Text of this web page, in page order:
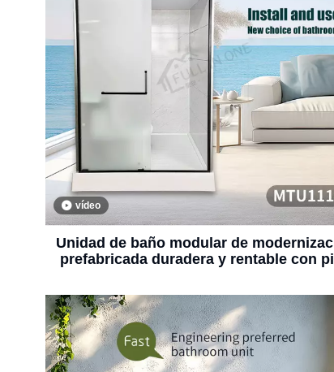
vídeo
Unidad de baño modular de
prefabricada duradera y rentable con